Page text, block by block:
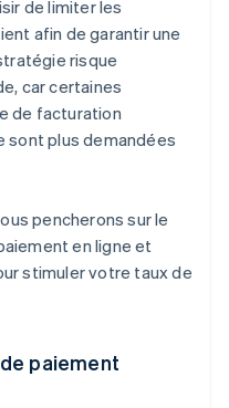
de limiter les
afin de garantir une
risque
car certaines
de facturation
sont plus demandées
pencherons sur le
en ligne et
stimuler votre taux de
paiement